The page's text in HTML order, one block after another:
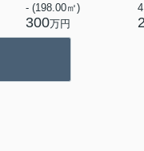
- (198.00㎡)
300万円